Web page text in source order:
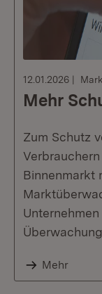
12.01.2026
Mehr
Zum Schutz
Binnenmarkt
Mehr